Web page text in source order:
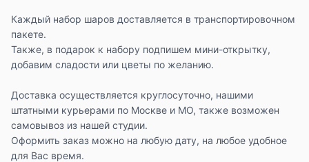
Каждый набор шаров доставляется в транспортировочном
пакете.
Также, в подарок к набору подпишем мини-открытку,
добавим сладости или цветы по желанию.
Доставка осуществляется круглосуточно, нашими
штатными курьерами по Москве и МО, также возможен
самовывоз из нашей студии.
Оформить заказ можно на любую дату, на любое удобное
для Вас время.